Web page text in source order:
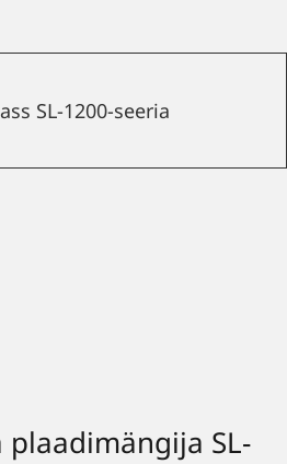
SL-1200-seeria
SL-